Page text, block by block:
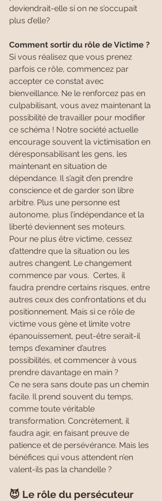
deviendrait-elle si on ne s’occupait
plus d’elle?
Comment sortir du rôle de Victime ?
Si vous réalisez que vous prenez
parfois ce rôle, commencez par
accepter ce constat avec
bienveillance. Ne le renforcez pas en
culpabilisant, vous avez maintenant la
possibilité de travailler pour modifier
ce schéma ! Notre société actuelle
encourage souvent la victimisation en
déresponsabilisant les gens, les
maintenant en situation de
dépendance. Il s’agit d’en prendre
conscience et de garder son libre
arbitre. Plus une personne est
autonome, plus l’indépendance et la
liberté deviennent ses moteurs.
Pour ne plus être victime, cessez
d’attendre que la situation ou les
autres changent. Le changement
commence par vous.  Certes, il
faudra prendre certains risques, entre
autres ceux des confrontations et du
positionnement. Mais si ce rôle de
victime vous gène et limite votre
épanouissement, peut-être serait-il
temps d’examiner d’autres
possibilités, et commencer à vous
prendre davantage en main ?
Ce ne sera sans doute pas un chemin
facile. Il prend souvent du temps,
comme toute véritable
transformation. Concrètement, il
faudra agir, en faisant preuve de
patience et de persévérance. Mais les
bénéfices qui vous attendent n’en
valent-ils pas la chandelle ?
😈 Le rôle du persécuteur